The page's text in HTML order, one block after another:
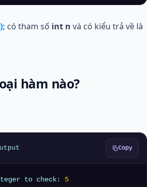
có tham số int n và có kiểu trả về là
hàm nào?
Copy
to check: 5